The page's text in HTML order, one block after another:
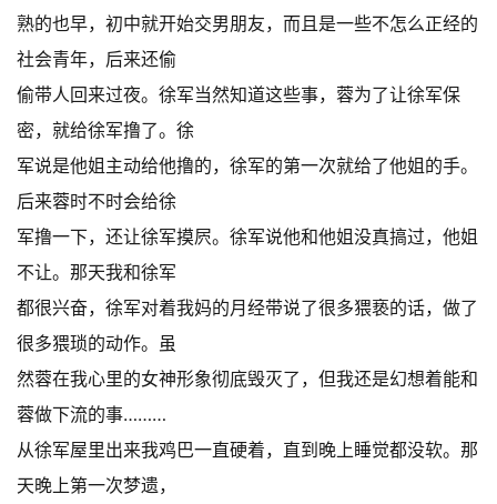
熟的也早，初中就开始交男朋友，而且是一些不怎么正经的
社会青年，后来还偷
偷带人回来过夜。徐军当然知道这些事，蓉为了让徐军保
密，就给徐军撸了。徐
军说是他姐主动给他撸的，徐军的第一次就给了他姐的手。
后来蓉时不时会给徐
军撸一下，还让徐军摸屄。徐军说他和他姐没真搞过，他姐
不让。那天我和徐军
都很兴奋，徐军对着我妈的月经带说了很多猥亵的话，做了
很多猥琐的动作。虽
然蓉在我心里的女神形象彻底毁灭了，但我还是幻想着能和
蓉做下流的事………
从徐军屋里出来我鸡巴一直硬着，直到晚上睡觉都没软。那
天晚上第一次梦遗，